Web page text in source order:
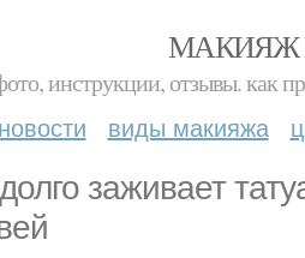
МАКИЯЖ
инструкции, отзывы. как
новости виды макияжа
заживает